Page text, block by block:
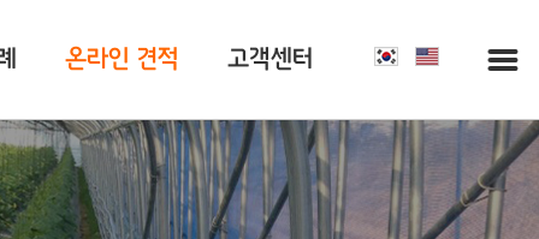
온라인 견적 고객센터